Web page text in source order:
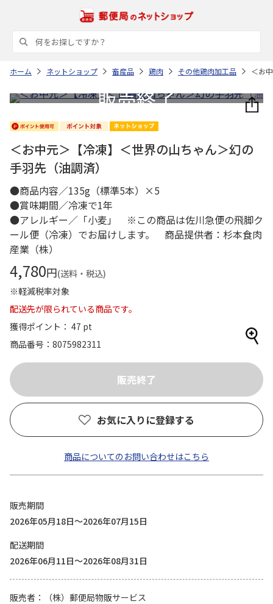
ホーム ネットショップ 畜産品 鶏肉 その他鶏肉加工品 ＜お
＜お中元＞【冷凍】＜世界の山ちゃん＞幻の
手羽先（油調済）
●商品内容／135g（標準5本）×5
●賞味期間／冷凍で1年
●アレルギー／「小麦」 ※この商品は佐川急便の飛脚ク
ール便（冷凍）でお届けします。 商品提供者：杉本食肉
産業（株）
4,780円(送料・税込)
※軽減税率対象
配送先が限られている商品です。
獲得ポイント： 47 pt
商品番号
8075982311
お気に入りに登録する
商品についてのお問い合わせはこちら
販売期間
2026年05月18日～2026年07月15日
配送期間
2026年06月11日～2026年08月31日
販売者
（株）郵便局物販サービス